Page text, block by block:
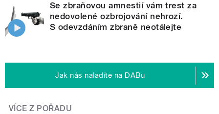
Se zbraňovou amnestií vám trest za
nedovolené ozbrojování nehrozí.
S odevzdáním zbraně neotálejte
Jak nás naladíte na DABu
VÍCE Z POŘADU